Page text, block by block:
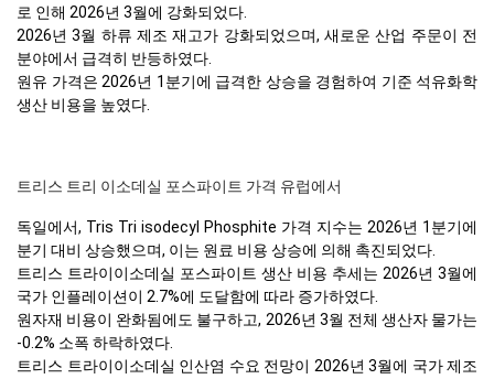
로 인해 2026년 3월에 강화되었다.
2026년 3월 하류 제조 재고가 강화되었으며, 새로운 산업 주문이 전
분야에서 급격히 반등하였다.
원유 가격은 2026년 1분기에 급격한 상승을 경험하여 기준 석유화학
생산 비용을 높였다.
트리스 트리 이소데실 포스파이트 가격 유럽에서
독일에서, Tris Tri isodecyl Phosphite 가격 지수는 2026년 1분기에
분기 대비 상승했으며, 이는 원료 비용 상승에 의해 촉진되었다.
트리스 트라이이소데실 포스파이트 생산 비용 추세는 2026년 3월에
국가 인플레이션이 2.7%에 도달함에 따라 증가하였다.
원자재 비용이 완화됨에도 불구하고, 2026년 3월 전체 생산자 물가는
-0.2% 소폭 하락하였다.
트리스 트라이이소데실 인산염 수요 전망이 2026년 3월에 국가 제조